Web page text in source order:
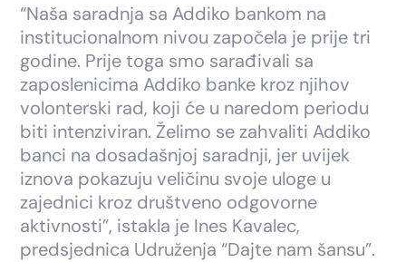
“Naša saradnja sa Addiko bankom na
institucionalnom nivou započela je prije tri
godine. Prije toga smo sarađivali sa
zaposlenicima Addiko banke kroz njihov
volonterski rad, koji će u naredom periodu
biti intenziviran. Želimo se zahvaliti Addiko
banci na dosadašnjoj saradnji, jer uvijek
iznova pokazuju veličinu svoje uloge u
zajednici kroz društveno odgovorne
aktivnosti”, istakla je Ines Kavalec,
predsjednica Udruženja “Dajte nam šansu”.